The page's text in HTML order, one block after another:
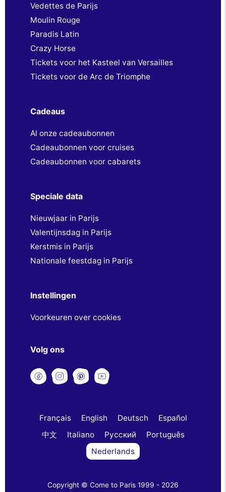
Vedettes de Parijs
Moulin Rouge
Paradis Latin
Crazy Horse
Tickets voor het Kasteel van Versailles
Tickets voor de Arc de Triomphe
Cadeaus
Al onze cadeaubonnen
Cadeaubonnen voor cruises
Cadeaubonnen voor cabarets
Speciale data
Nieuwjaar in Parijs
Valentijnsdag in Parijs
Kerstmis in Parijs
Nationale feestdag in Parijs
Instellingen
Voorkeuren over cookies
Volg ons
Français English Deutsch
Español
中文
Italiano Русский
Português
Nederlands
Copyright © Come to Paris 1999 - 2026